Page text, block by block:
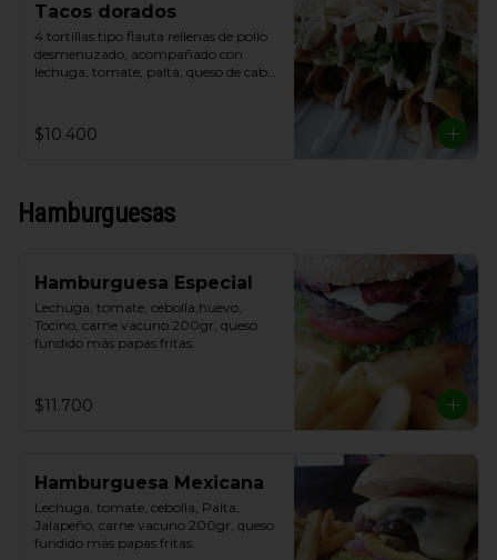
Tacos dorados
4 tortillas tipo flauta rellenas de pollo
desmenuzado, acompañado con
lechuga, tomate, palta, queso de cabra
$10.400
Hamburguesas
Hamburguesa Especial
Lechuga, tomate, cebolla,huevo,
Tocino, carne vacuno 200gr, queso
fundido más papas fritas.
$11.700
Hamburguesa Mexicana
Lechuga, tomate, cebolla, Palta,
Jalapeño, carne vacuno 200gr, queso
fundido más papas fritas.